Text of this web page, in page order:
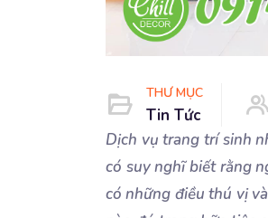
THƯ MỤC
Tin Tức
Dịch vụ trang trí sinh
có suy nghĩ biết rằng
có những điều thú vị